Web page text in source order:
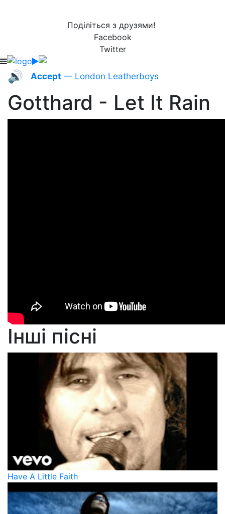
Поділіться з друзями!
Facebook
Twitter
🔊 Accept — London Leatherboys
Gotthard - Let It Rain
Інші пісні
Have A Little Faith